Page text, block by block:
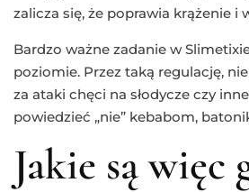
zalicza się, że poprawia krążenie i
Bardzo ważne zadanie w
poziomie. Przez taką regulację,
za ataki chęci na słodycze czy
powiedzieć „nie” kebabom,
Jakie są więc